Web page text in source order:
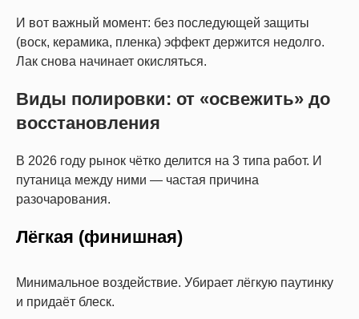
И вот важный момент: без последующей защиты
(воск, керамика, пленка) эффект держится недолго.
Лак снова начинает окисляться.
Виды полировки: от «освежить» до
восстановления
В 2026 году рынок чётко делится на 3 типа работ. И
путаница между ними — частая причина
разочарования.
Лёгкая (финишная)
Минимальное воздействие. Убирает лёгкую паутинку
и придаёт блеск.